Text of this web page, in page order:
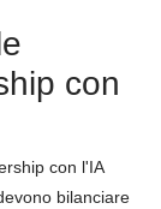
con
con l'IA
bilanciare